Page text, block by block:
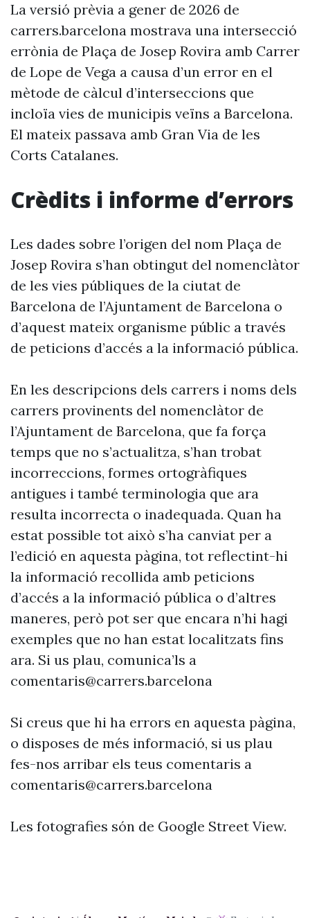
La versió prèvia a gener de 2026 de
carrers.barcelona mostrava una intersecció
errònia de Plaça de Josep Rovira amb Carrer
de Lope de Vega a causa d’un error en el
mètode de càlcul d’interseccions que
incloïa vies de municipis veïns a Barcelona.
El mateix passava amb Gran Via de les
Corts Catalanes.
Crèdits i informe d’errors
Les dades sobre l’origen del nom Plaça de
Josep Rovira s’han obtingut del nomenclàtor
de les vies públiques de la ciutat de
Barcelona de l’Ajuntament de Barcelona o
d’aquest mateix organisme públic a través
de peticions d’accés a la informació pública.
En les descripcions dels carrers i noms dels
carrers provinents del nomenclàtor de
l’Ajuntament de Barcelona, que fa força
temps que no s’actualitza, s’han trobat
incorreccions, formes ortogràfiques
antigues i també terminologia que ara
resulta incorrecta o inadequada. Quan ha
estat possible tot això s’ha canviat per a
l’edició en aquesta pàgina, tot reflectint-hi
la informació recollida amb peticions
d’accés a la informació pública o d’altres
maneres, però pot ser que encara n’hi hagi
exemples que no han estat localitzats fins
ara. Si us plau, comunica’ls a
comentaris@carrers.barcelona
Si creus que hi ha errors en aquesta pàgina,
o disposes de més informació, si us plau
fes-nos arribar els teus comentaris a
comentaris@carrers.barcelona
Les fotografies són de Google Street View.